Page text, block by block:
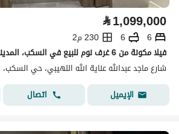
⃁1,099,000
6
6
230 م2
فيلا مكونة من 6 غرف نوم للبيع في السكب، المدينة المنورة
شارع ماجد عبدالله عناية الله اللهيبي، حي السكب،
الإيميل
اتصال